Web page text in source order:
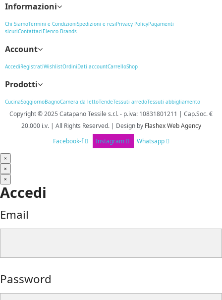
Informazioni
Chi SiamoTermini e CondizioniSpedizioni e resiPrivacy PolicyPagamenti
sicuriContattaciElenco Brands
Account
AccediRegistratiWishlistOrdiniDati accountCarrelloShop
Prodotti
CucinaSoggiornoBagnoCamera da lettoTendeTessuti arredoTessuti abbigliamento
Copyright © 2025 Catapano Tessile s.r.l.- p.iva: 10831801211 | Cap.Soc. €
20.000 i.v. | All Rights Reserved. | Designby Flashex Web Agency
Facebook-f
Instagram Whatsapp
×
×
×
Accedi
Email
Password